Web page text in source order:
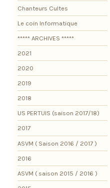
Chanteurs Cultes
Le coin Informatique
***** ARCHIVES *****
2021
2020
2019
2018
US PERTUIS (saison 2017/18)
2017
ASVM ( Saison 2016 / 2017 )
2016
ASVM ( saison 2015 / 2016 )